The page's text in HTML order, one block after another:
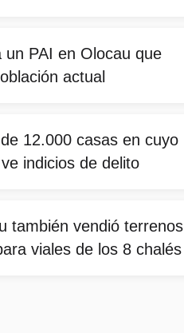
PAI en Olocau que
actual
12.000 casas en cuyo
indicios de delito
también vendió terrenos
viales de los 8 chalés